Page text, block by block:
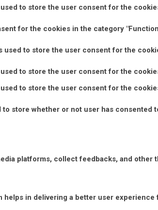
to store the user consent for the
for the cookies in the category
to store the user consent for the
to store the user consent for the
to store the user consent for the
store whether or not user has consented
platforms, collect feedbacks, and other
in delivering a better user experience